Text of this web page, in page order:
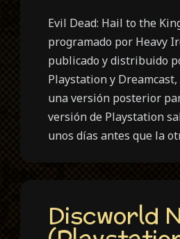
Evil Dead: Hail to the
programado por Heavy
publicado y distribuido
Playstation y
una versión posterior
versión de Playstation
unos días antes que la
Discworld